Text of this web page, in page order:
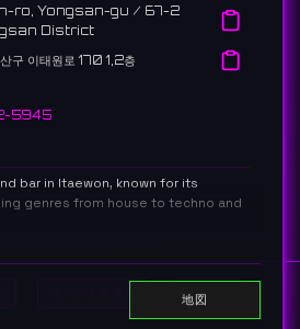
Search
ro, Yongsan-gu / 67-2
District
구 이태원로 170 1,2층
5945
bar in Itaewon, known for its
genres from house to techno and
유명하다.
地図